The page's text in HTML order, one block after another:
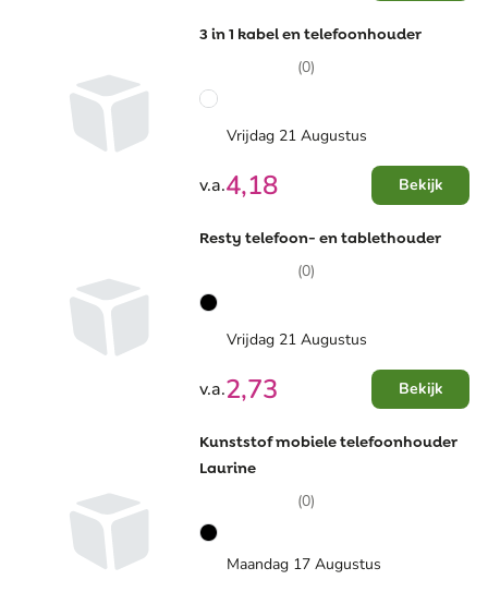
3 in 1 kabel en telefoonhouder
(0)
Vrijdag 21 Augustus
v.a.4,18 Bekijk
Resty telefoon- en tablethouder
(0)
Vrijdag 21 Augustus
v.a.2,73 Bekijk
Kunststof mobiele telefoonhouder
Laurine
(0)
Maandag 17 Augustus